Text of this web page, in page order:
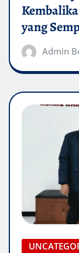
yang
Admin